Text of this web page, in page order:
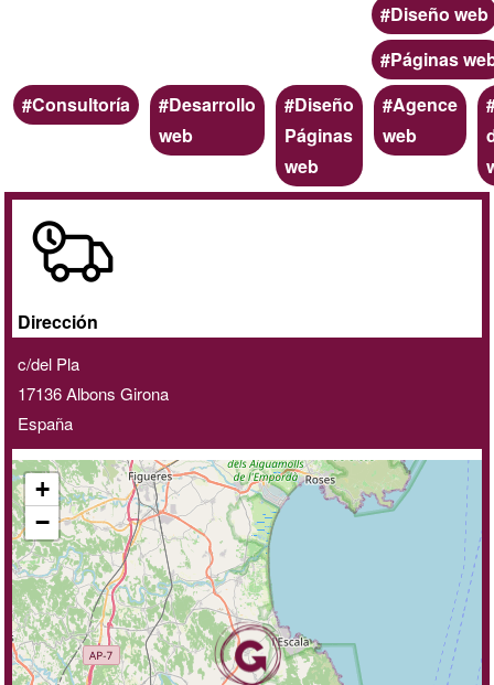
Diseño web
Páginas
Palabras
clave
Consultoría
Desarrollo
web
Diseño
Páginas
web
Agence
web
domicilio
online
Dirección
c/del Pla
17136Albons Girona
España
+
−